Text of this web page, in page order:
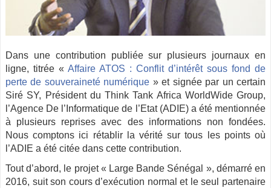
Dans une contribution publiée sur plusieurs journaux en
ligne, titrée « Affaire ATOS : Conflit d’intérêt sous fond de
perte de souveraineté numérique » et signée par un certain
Siré SY, Président du Think Tank Africa WorldWide Group,
l’Agence De l’Informatique de l’Etat (ADIE) a été mentionnée
à plusieurs reprises avec des informations non fondées.
Nous comptons ici rétablir la vérité sur tous les points où
l’ADIE a été citée dans cette contribution.
Tout d’abord, le projet « Large Bande Sénégal », démarré en
2016, suit son cours d’exécution normal et le seul partenaire